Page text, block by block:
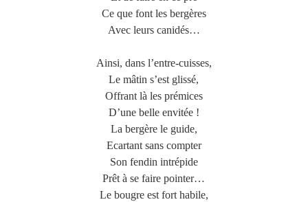
Ce que font les bergères
Avec leurs canidés…
Ainsi, dans l’entre-cuisses,
Le mâtin s’est glissé,
Offrant là les prémices
D’une belle envitée !
La bergère le guide,
Ecartant sans compter
Son fendin intrépide
Prêt à se faire pointer…
Le bougre est fort habile,